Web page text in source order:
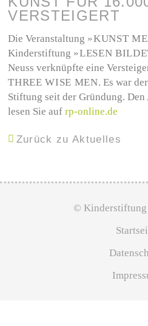
VERSTEIGERT
Die Veranstaltung »KUNST
Kinderstiftung »LESEN
Neuss verknüpfte eine
THREE WISE MEN. Es war
Stiftung seit der Gründung.
lesen Sie aufrp-online.de
Zurück zu Aktuelles
© Kinderstiftung